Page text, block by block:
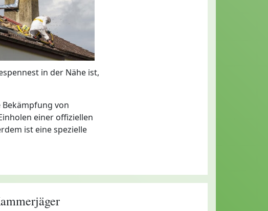
in der Nähe ist,
von
einer offiziellen
ist eine spezielle